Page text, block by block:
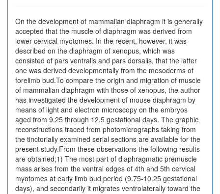
On the development of mammalian diaphragm it is generally
accepted that the muscle of diaphragm was derived from
lower cervical myotomes. In the recent, however, it was
described on the diaphragm of xenopus, which was
consisted of pars ventralis and pars dorsalis, that the latter
one was derived developmentally from the mesoderms of
forelimb bud.To compare the origin and migration of muscle
of mammalian diaphragm with those of xenopus, the author
has investigated the development of mouse diaphragm by
means of light and electron microscopy on the embryos
aged from 9.25 through 12.5 gestational days. The graphic
reconstructions traced from photomicrographs taking from
the tinctorially examined serial sections are available for the
present study.From these observations the following results
are obtained;1) The most part of diaphragmatic premuscle
mass arises from the ventral edges of 4th and 5th cervical
myotomes at early limb bud period (9.75-10.25 gestational
days), and secondarily it migrates ventrolaterally toward the